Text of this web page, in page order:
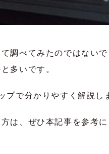
調べてみたのではない
多いです。
で分かりやすく解説し
は、ぜひ本記事を参考に